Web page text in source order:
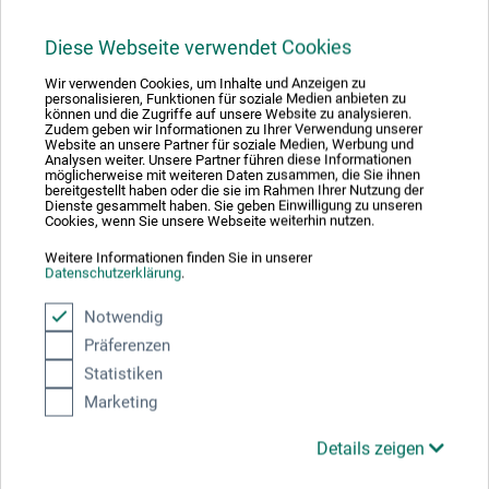
Diese Webseite verwendet Cookies
Wir verwenden Cookies, um Inhalte und Anzeigen zu
personalisieren, Funktionen für soziale Medien anbieten zu
können und die Zugriffe auf unsere Website zu analysieren.
Zudem geben wir Informationen zu Ihrer Verwendung unserer
Website an unsere Partner für soziale Medien, Werbung und
Analysen weiter. Unsere Partner führen diese Informationen
möglicherweise mit weiteren Daten zusammen, die Sie ihnen
bereitgestellt haben oder die sie im Rahmen Ihrer Nutzung der
Dienste gesammelt haben. Sie geben Einwilligung zu unseren
Cookies, wenn Sie unsere Webseite weiterhin nutzen.
Weitere Informationen finden Sie in unserer
Datenschutzerklärung.
Notwendig
Präferenzen
Statistiken
Marketing
Details zeigen
diesem Produkt.
Fedrigoni S.p.A.
Via Enrico Fermi 13/F
37135 Verona (VR)
IT
mail@fabriano.com
www.fabriano.com
Kunden kauften auch